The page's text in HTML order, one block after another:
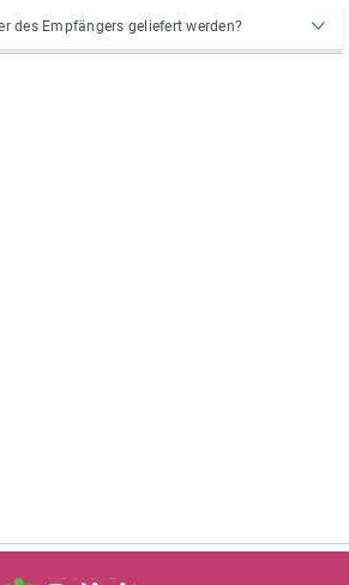
des Empfängers geliefert werden?